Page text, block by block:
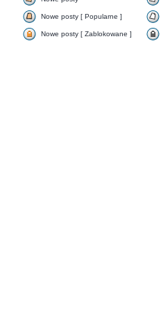
Nowe posty [ Popularne ]
Nowe posty [ Zablokowane ]